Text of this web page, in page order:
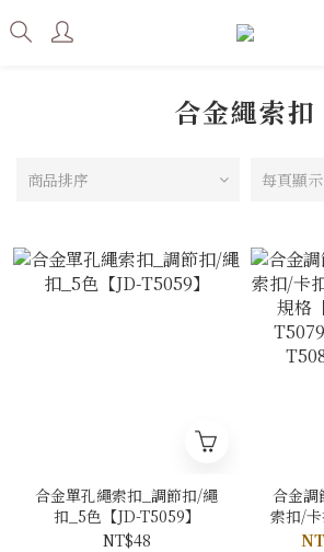
合金繩索扣
商品排序 每頁顯
合金單孔繩索扣_調節扣/繩
扣_5色【JD-T5059】
NT$48
合金調
索扣/
5規